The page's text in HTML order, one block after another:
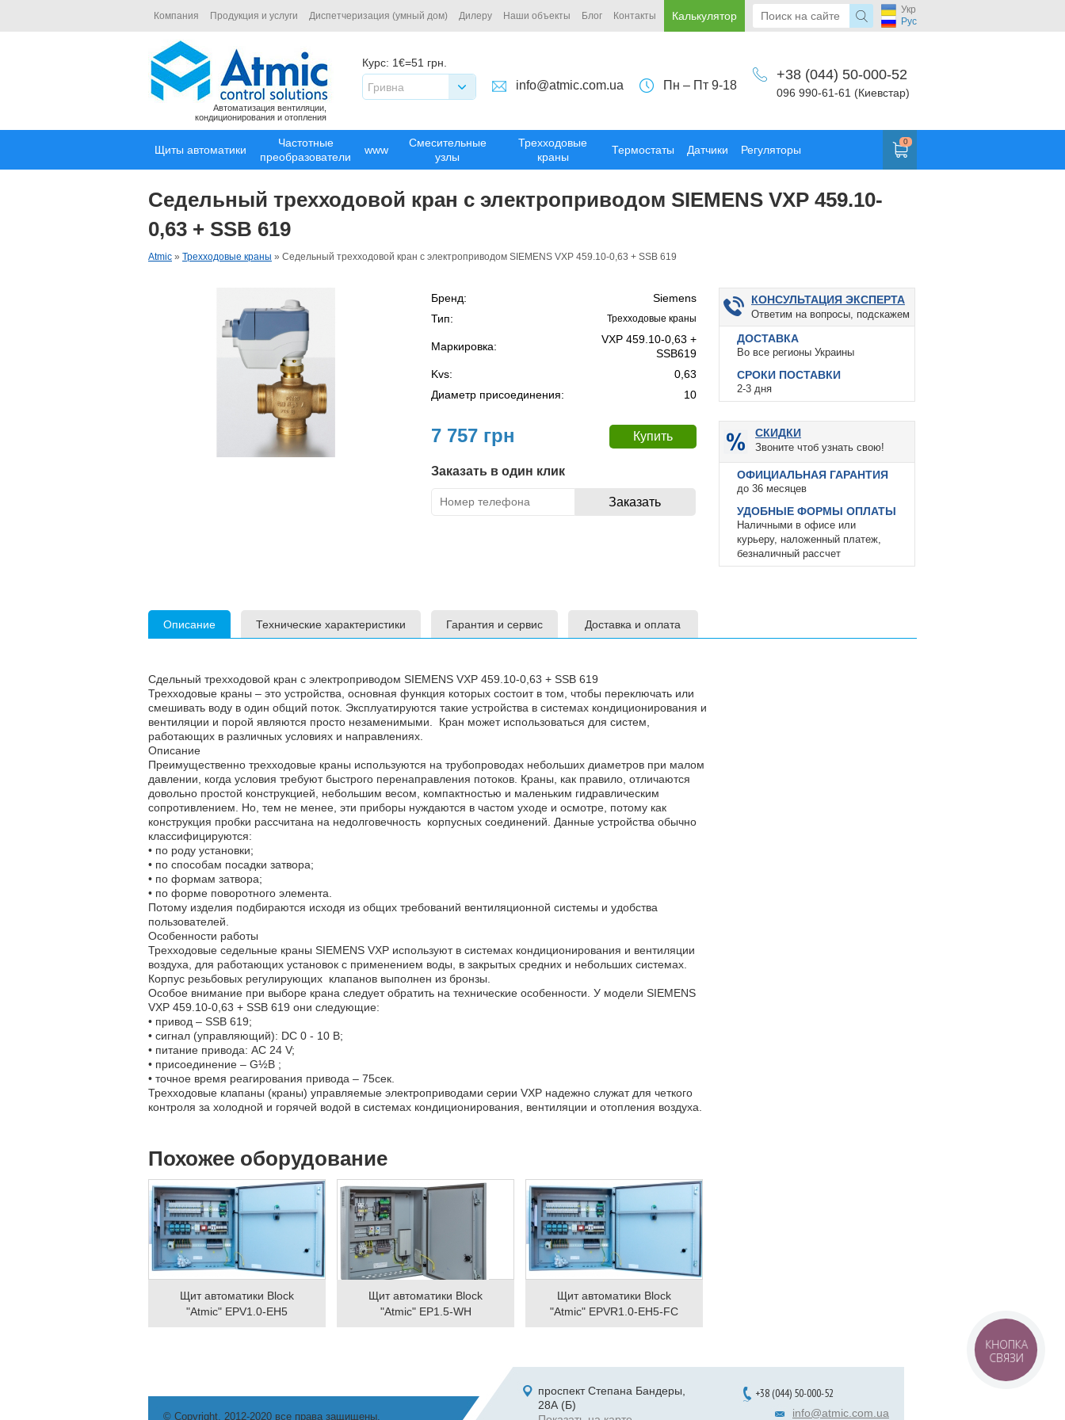
Компания Продукция и услуги Диспетчеризация (умный дом) Дилеру Наши объекты Блог Контакты Калькулятор
Укр
Рус
Автоматизация вентиляции,
кондиционирования и отопления
Курс: 1€=51 грн.
Гривна
info@atmic.com.ua Пн – Пт 9-18
+38 (044) 50-000-52
096 990-61-61 (Киевстар)
Щиты автоматики
Частотные
преобразователи
www
Смесительные
узлы
Трехходовые
краны
Термостаты Датчики Регуляторы
0
Седельный трехходовой кран с электроприводом SIEMENS VXP 459.10-
0,63 + SSB 619
Atmic » Трехходовые краны » Седельный трехходовой кран с электроприводом SIEMENS VXP 459.10-0,63 + SSB 619
Бренд:
Siemens
Тип:
Трехходовые краны
Маркировка:
VXP 459.10-0,63 +
SSB619
Kvs:
0,63
Диаметр присоединения:
10
7 757 грн
Заказать в один клик
КОНСУЛЬТАЦИЯ ЭКСПЕРТА
Ответим на вопросы, подскажем
ДОСТАВКА
Во все регионы Украины
СРОКИ ПОСТАВКИ
2-3 дня
СКИДКИ
Звоните чтоб узнать свою!
ОФИЦИАЛЬНАЯ ГАРАНТИЯ
до 36 месяцев
УДОБНЫЕ ФОРМЫ ОПЛАТЫ
Наличными в офисе или
курьеру, наложенный платеж,
безналичный рассчет
Описание Технические характеристики Гарантия и сервис Доставка и оплата
Сдельный трехходовой кран с электроприводом SIEMENS VXP 459.10-0,63 + SSB 619
Трехходовые краны – это устройства, основная функция которых состоит в том, чтобы переключать или
смешивать воду в один общий поток. Эксплуатируются такие устройства в системах кондиционирования и
вентиляции и порой являются просто незаменимыми. Кран может использоваться для систем,
работающих в различных условиях и направлениях.
Описание
Преимущественно трехходовые краны используются на трубопроводах небольших диаметров при малом
давлении, когда условия требуют быстрого перенаправления потоков. Краны, как правило, отличаются
довольно простой конструкцией, небольшим весом, компактностью и маленьким гидравлическим
сопротивлением. Но, тем не менее, эти приборы нуждаются в частом уходе и осмотре, потому как
конструкция пробки рассчитана на недолговечность корпусных соединений. Данные устройства обычно
классифицируются:
• по роду установки;
• по способам посадки затвора;
• по формам затвора;
• по форме поворотного элемента.
Потому изделия подбираются исходя из общих требований вентиляционной системы и удобства
пользователей.
Особенности работы
Трехходовые седельные краны SIEMENS VXP используют в системах кондиционирования и вентиляции
воздуха, для работающих установок с применением воды, в закрытых средних и небольших системах.
Корпус резьбовых регулирующих клапанов выполнен из бронзы.
Особое внимание при выборе крана следует обратить на технические особенности. У модели SIEMENS
VXP 459.10-0,63 + SSB 619 они следующие:
• привод – SSB 619;
• сигнал (управляющий): DC 0 - 10 B;
• питание привода: AC 24 V;
• присоединение – G½B ;
• точное время реагирования привода – 75сек.
Трехходовые клапаны (краны) управляемые электроприводами серии VXP надежно служат для четкого
контроля за холодной и горячей водой в системах кондиционирования, вентиляции и отопления воздуха.
Похожее оборудование
Щит автоматики Block
"Atmic" EPV1.0-EH5
Щит автоматики Block
"Atmic" EP1.5-WH
Щит автоматики Block
"Atmic" EPVR1.0-EH5-FC
© Copyright, 2012-2020 все права защищены.
проспект Степана Бандеры,
28А (Б)
+38 (044) 50-000-52
info@atmic.com.ua
КНОПКА
СВЯЗИ